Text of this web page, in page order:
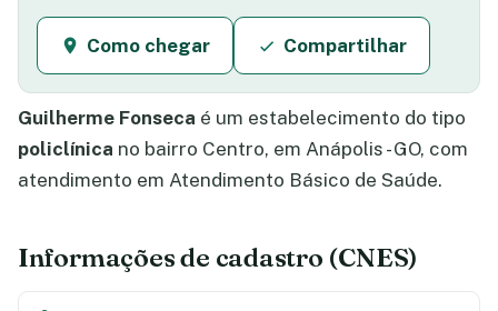
Como chegar Compartilhar
Guilherme Fonseca é um estabelecimento do tipo
policlínica no bairro Centro, em Anápolis - GO, com
atendimento em Atendimento Básico de Saúde.
Informações de cadastro (CNES)